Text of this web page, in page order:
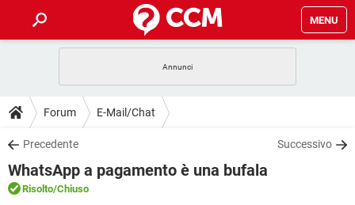
MENU
INTRATTENIMENTO
iOS
INSTAGRAM WHATSAPP
TIKTOK
GUIDE
COVID-19
iOS
DOWNLOAD
COVID-19 GAMING
INTRATTENIMENTO
FORUM
Forum E-Mail/Chat
Precedente Successivo
WhatsApp a pagamento è una bufala
Risolto/Chiuso